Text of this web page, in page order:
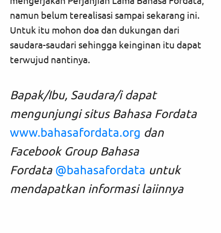
namun belum terealisasi sampai sekarang ini.
Untuk itu mohon doa dan dukungan dari
saudara-saudari sehingga keinginan itu dapat
terwujud nantinya.
Bapak/Ibu, Saudara/i dapat
mengunjungi situs Bahasa Fordata
www.bahasafordata.org dan
Facebook Group Bahasa
Fordata @bahasafordata untuk
mendapatkan informasi laiinnya